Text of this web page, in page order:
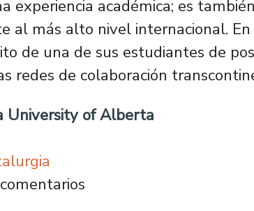
experiencia académica; es
al más alto nivel internacional.
de una de sus estudiantes de
redes de colaboración
University of Alberta
El motor que impulsa la